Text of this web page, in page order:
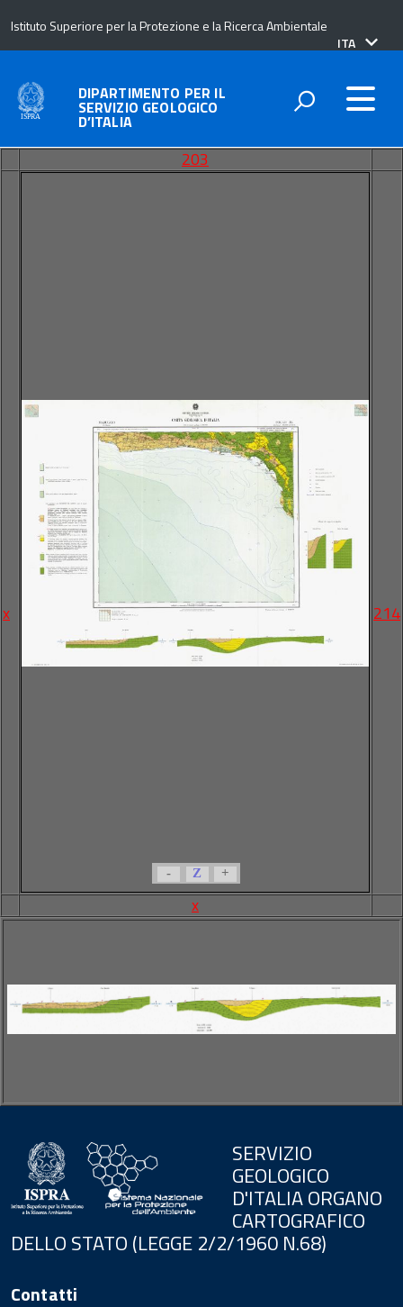
Istituto Superiore per la Protezione e la Ricerca Ambientale
lingua
ITA
DIPARTIMENTO PER IL
SERVIZIO GEOLOGICO
D’ITALIA
203
x
- Z +
214
x
SERVIZIO
GEOLOGICO
D'ITALIA ORGANO
CARTOGRAFICO
DELLO STATO (LEGGE 2/2/1960 N.68)
Contatti